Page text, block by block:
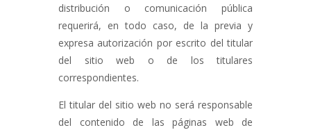
distribución o comunicación pública
requerirá, en todo caso, de la previa y
expresa autorización por escrito del titular
del sitio web o de los titulares
correspondientes.
El titular del sitio web no será responsable
del contenido de las páginas web de